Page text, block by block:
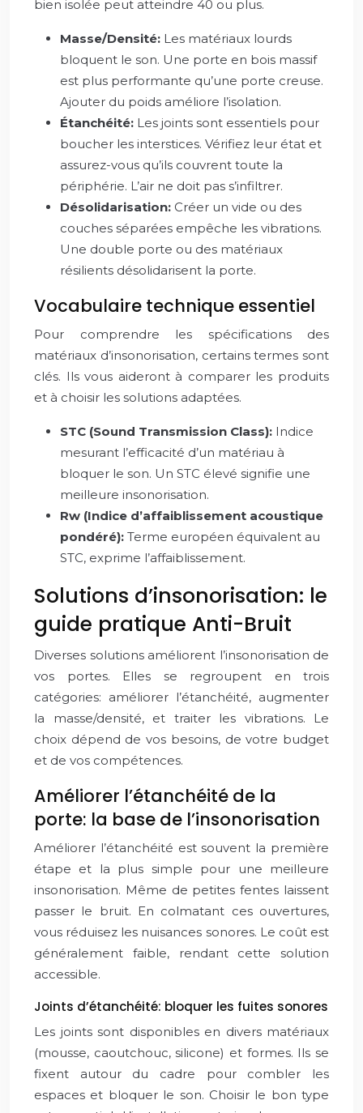
bien isolée peut atteindre 40 ou plus.
Masse/Densité: Les matériaux lourds
bloquent le son. Une porte en bois massif
est plus performante qu’une porte creuse.
Ajouter du poids améliore l’isolation.
Étanchéité: Les joints sont essentiels pour
boucher les interstices. Vérifiez leur état et
assurez-vous qu’ils couvrent toute la
périphérie. L’air ne doit pas s’infiltrer.
Désolidarisation: Créer un vide ou des
couches séparées empêche les vibrations.
Une double porte ou des matériaux
résilients désolidarisent la porte.
Vocabulaire technique essentiel
Pour comprendre les spécifications des
matériaux d’insonorisation, certains termes sont
clés. Ils vous aideront à comparer les produits
et à choisir les solutions adaptées.
STC (Sound Transmission Class): Indice
mesurant l’efficacité d’un matériau à
bloquer le son. Un STC élevé signifie une
meilleure insonorisation.
Rw (Indice d’affaiblissement acoustique
pondéré): Terme européen équivalent au
STC, exprime l’affaiblissement.
Solutions d’insonorisation: le
guide pratique Anti-Bruit
Diverses solutions améliorent l’insonorisation de
vos portes. Elles se regroupent en trois
catégories: améliorer l’étanchéité, augmenter
la masse/densité, et traiter les vibrations. Le
choix dépend de vos besoins, de votre budget
et de vos compétences.
Améliorer l’étanchéité de la
porte: la base de l’insonorisation
Améliorer l’étanchéité est souvent la première
étape et la plus simple pour une meilleure
insonorisation. Même de petites fentes laissent
passer le bruit. En colmatant ces ouvertures,
vous réduisez les nuisances sonores. Le coût est
généralement faible, rendant cette solution
accessible.
Joints d’étanchéité: bloquer les fuites sonores
Les joints sont disponibles en divers matériaux
(mousse, caoutchouc, silicone) et formes. Ils se
fixent autour du cadre pour combler les
espaces et bloquer le son. Choisir le bon type